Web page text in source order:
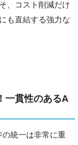
、コスト削減だけ
も直結する強力な
一貫性のあるA
統一は非常に重